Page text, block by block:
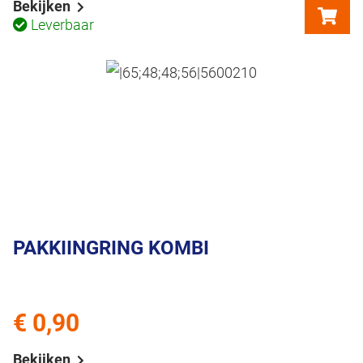
Bekijken
Leverbaar
PAKKIINGRING KOMBI
Bekijken
€ 0,90